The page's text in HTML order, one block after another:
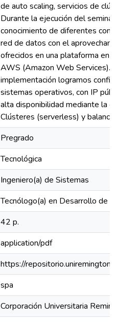
de auto scaling, servicios de
Durante la ejecución del
conocimiento de diferentes
red de datos con el
ofrecidos en una plataforma en
AWS (Amazon Web Services).
implementación logramos
sistemas operativos, con IP
alta disponibilidad mediante la
Clústeres (serverless) y
Pregrado
Tecnológica
Ingeniero(a) de Sistemas
Tecnólogo(a) en Desarrollo de
42 p.
application/pdf
https://
spa
Corporación Universitaria